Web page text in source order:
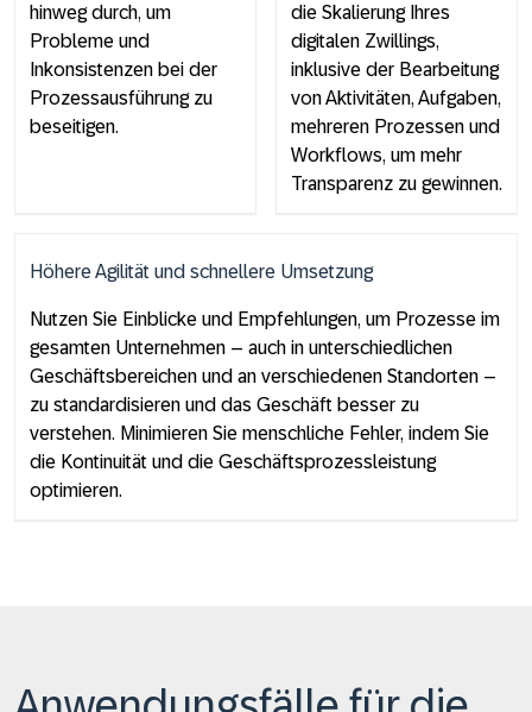
hinweg durch, um
Probleme und
Inkonsistenzen bei der
Prozessausführung zu
beseitigen.
die Skalierung Ihres
digitalen Zwillings,
inklusive der Bearbeitung
von Aktivitäten, Aufgaben,
mehreren Prozessen und
Workflows, um mehr
Transparenz zu gewinnen.
Höhere Agilität und schnellere Umsetzung
Nutzen Sie Einblicke und Empfehlungen, um Prozesse im
gesamten Unternehmen – auch in unterschiedlichen
Geschäftsbereichen und an verschiedenen Standorten –
zu standardisieren und das Geschäft besser zu
verstehen. Minimieren Sie menschliche Fehler, indem Sie
die Kontinuität und die Geschäftsprozessleistung
optimieren.